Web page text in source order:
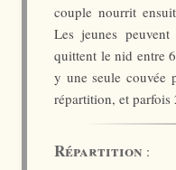
couple nourrit
Les jeunes
quittent le nid entre
y une seule couvée
répartition, et parfois
Répartition :